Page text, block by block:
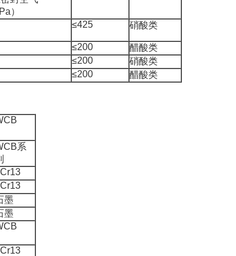
）
≤425 硝酸类
≤200
醋酸类
≤200
硝酸类
≤200 醋酸类
系
墨
墨